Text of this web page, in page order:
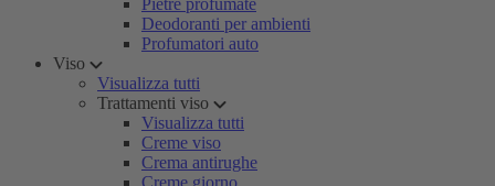
Pietre profumate
Deodoranti per ambienti
Profumatori auto
Viso
Visualizza tutti
Trattamenti viso
Visualizza tutti
Creme viso
Crema antirughe
Creme giorno